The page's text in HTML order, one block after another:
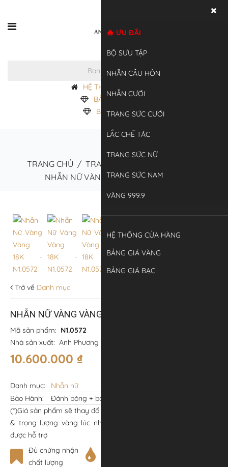
HỆ THỐNG CỬA HÀNG
BẢNG GIÁ VÀNG
BẢNG GIÁ BẠC
ƯU ĐÃI
BỘ SƯU TẬP
NHẪN CẦU HÔN
NHẪN CƯỚI
TRANG SỨC CƯỚI
LẮC CHẾ TÁC
TRANG SỨC NỮ
TRANG SỨC NAM
VÀNG 999.9
HỆ THỐNG CỬA HÀNG
BẢNG GIÁ VÀNG
BẢNG GIÁ BẠC
TRANG CHỦ / TRANG SỨC NỮ
NHẪN NỮ VÀNG VÀNG 18K – N1.0572
Trở về Danh mục
NHẪN NỮ VÀNG VÀNG 18K – N1.0572
Mã sản phẩm: N1.0572
Nhà sản xuất: Anh Phương Jewelry
10.600.000 ₫
Danh mục:
Nhẫn nữ
Bảo Hành:
Đánh bóng + bảo hành trọn đời
(*)Giá sản phẩm sẽ thay đổi tùy thuộc vào kích thước sản phẩm
& trọng lượng vàng lúc nhận. Vui lòng gọi
được hỗ trợ
Đủ chứng nhận
chất lượng